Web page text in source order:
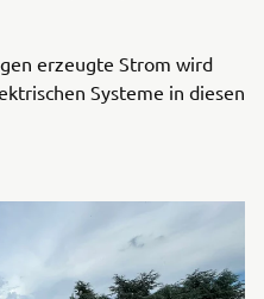
erzeugte Strom wird
Systeme in diesen